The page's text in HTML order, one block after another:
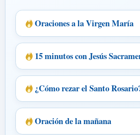
Oraciones a la Virgen María
15 minutos con Jesús
¿Cómo rezar el Santo
Oración de la mañana